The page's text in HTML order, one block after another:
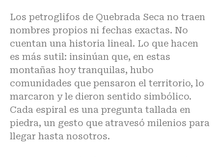
Los petroglifos de Quebrada Seca no traen
nombres propios ni fechas exactas. No
cuentan una historia lineal. Lo que hacen
es más sutil: insinúan que, en estas
montañas hoy tranquilas, hubo
comunidades que pensaron el territorio, lo
marcaron y le dieron sentido simbólico.
Cada espiral es una pregunta tallada en
piedra, un gesto que atravesó milenios para
llegar hasta nosotros.